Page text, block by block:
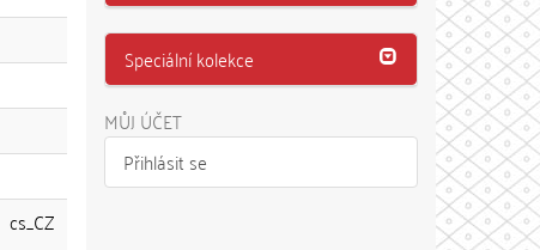
cs_CZ
Speciální kolekce
MŮJ ÚČET
Přihlásit se